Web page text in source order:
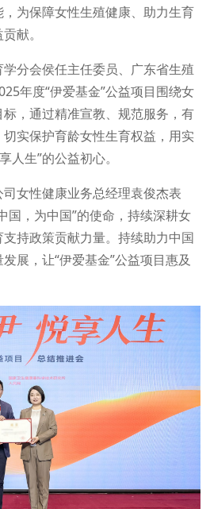
为保障女性生殖健康、助力生育
献。
分会侯任主任委员、广东省生殖
年度“伊爱基金”公益项目围绕女
，通过精准宣教、规范服务，有
实保护育龄女性生育权益，用实
人生”的公益初心。
女性健康业务总经理袁俊杰表
国，为中国”的使命，持续深耕女
持政策贡献力量。持续助力中国
展，让“伊爱基金”公益项目惠及